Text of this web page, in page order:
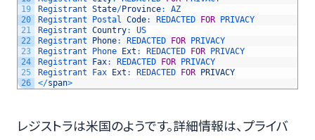
19
20
21
22
23
24
25
26
Registrant State/Province:
AZ
Registrant
Postal Code: REDACTED FOR
PRIVACY
Registrant Country:
US
Registrant
Phone: REDACTED FOR
PRIVACY
Registrant
Phone Ext : REDACTED FOR
PRIVACY
Registrant
Fax: REDACTED FOR
PRIVACY
Registrant
Fax Ext : REDACTED FOR
PRIVACY
</span>
レジストラは米国のようです。詳細情報は、プライバ